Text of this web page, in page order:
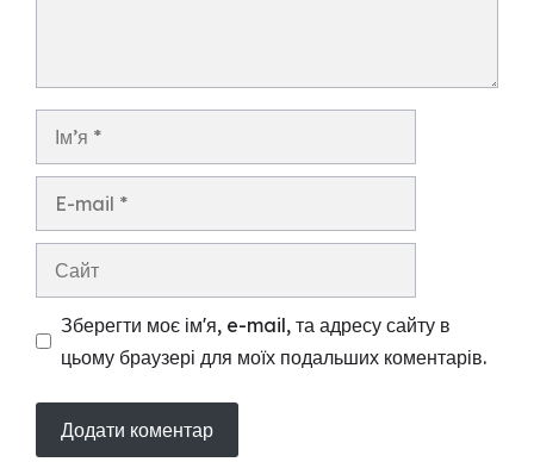
Зберегти моє ім'я, e-mail, та адресу сайту в
цьому браузері для моїх подальших коментарів.